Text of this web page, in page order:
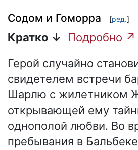
Содом и Гоморра [ред.]
Кратко ↓
Подробно ↗
Герой случайно
свидетелем встречи
Шарлю с жилетником
открывающей ему
однополой любви. Во
пребывания в